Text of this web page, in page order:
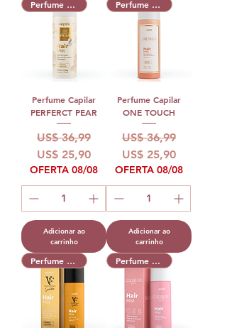
Perfume Capilar
Perfume Capilar
PERFERCT PEAR
Preço normal
US$ 36,99Preço promocional
US$ 25,90
OFERTA 08/08
Adicionar ao
carrinho
Perfume Capilar
Perfume Capilar
ONE TOUCH
Preço normal
US$ 36,99
Preço
US$ 25,90
OFERTA 08/08
Adicionar ao
carrinho
Perfume Capilar Perfume Capilar